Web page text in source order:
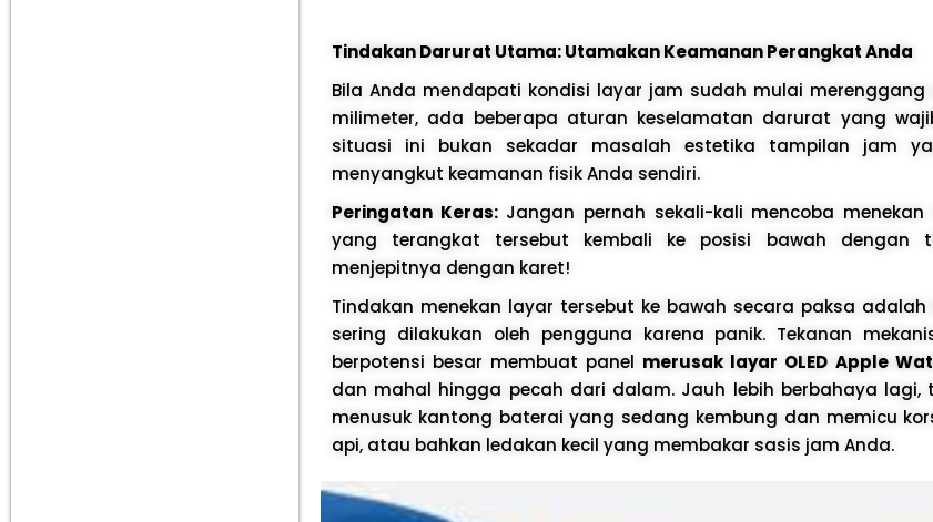
Tindakan Darurat Utama: Utamakan Keamanan Perangkat Anda
Bila Anda mendapati kondisi layar jam sudah mulai merenggang
milimeter, ada beberapa aturan keselamatan darurat yang
situasi ini bukan sekadar masalah estetika tampilan jam
menyangkut keamanan fisik Anda sendiri.
Peringatan Keras:Jangan pernah sekali-kali mencoba
yang terangkat tersebut kembali ke posisi bawah dengan
menjepitnya dengan karet!
Tindakan menekan layar tersebut ke bawah secara paksa
sering dilakukan oleh pengguna karena panik. Tekanan
berpotensi besar membuat panel merusak layar OLED Apple
dan mahal hingga pecah dari dalam. Jauh lebih berbahaya lagi,
menusuk kantong baterai yang sedang kembung dan memicu
api, atau bahkan ledakan kecil yang membakar sasis jam Anda.